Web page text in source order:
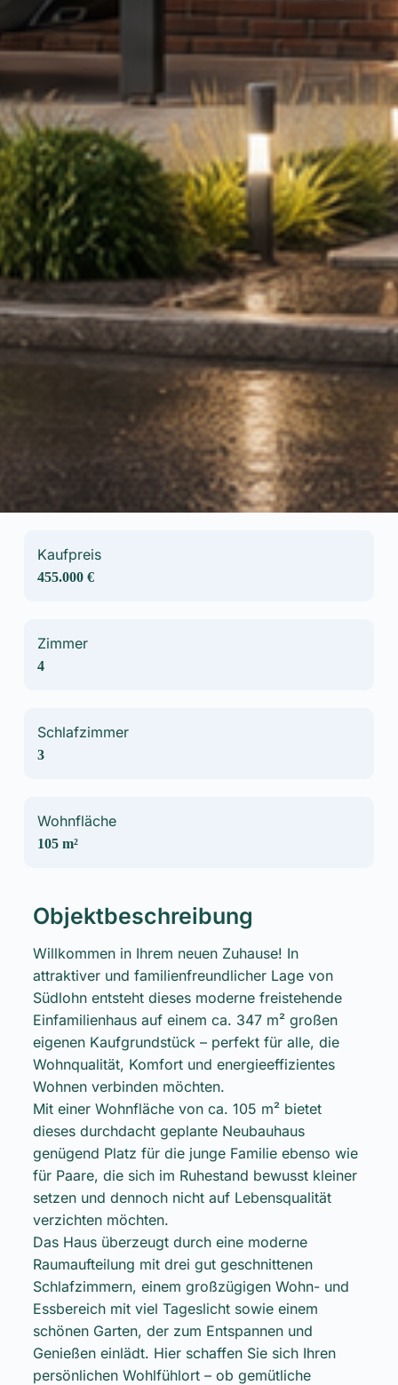
Kaufpreis
455.000 €
Zimmer
4
Schlafzimmer
3
Wohnfläche
105 m²
Objektbeschreibung
Willkommen in Ihrem neuen Zuhause! In
attraktiver und familienfreundlicher Lage von
Südlohn entsteht dieses moderne freistehende
Einfamilienhaus auf einem ca. 347 m² großen
eigenen Kaufgrundstück – perfekt für alle, die
Wohnqualität, Komfort und energieeffizientes
Wohnen verbinden möchten.
Mit einer Wohnfläche von ca. 105 m² bietet
dieses durchdacht geplante Neubauhaus
genügend Platz für die junge Familie ebenso wie
für Paare, die sich im Ruhestand bewusst kleiner
setzen und dennoch nicht auf Lebensqualität
verzichten möchten.
Das Haus überzeugt durch eine moderne
Raumaufteilung mit drei gut geschnittenen
Schlafzimmern, einem großzügigen Wohn- und
Essbereich mit viel Tageslicht sowie einem
schönen Garten, der zum Entspannen und
Genießen einlädt. Hier schaffen Sie sich Ihren
persönlichen Wohlfühlort – ob gemütliche